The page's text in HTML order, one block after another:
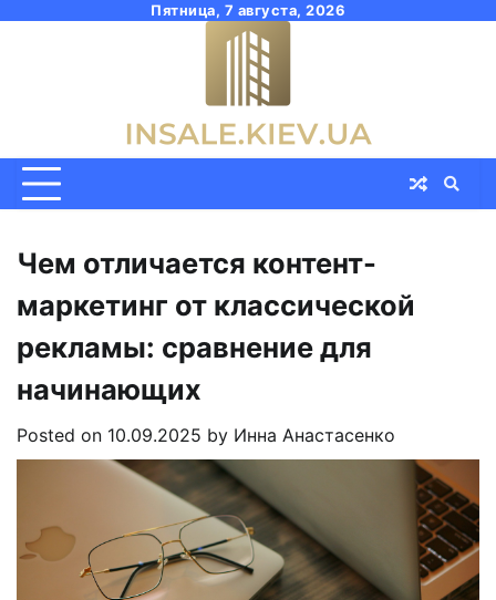
Пятница, 7 августа, 2026
Чем отличается контент-
маркетинг от классической
рекламы: сравнение для
начинающих
Posted on 10.09.2025 by Инна Анастасенко